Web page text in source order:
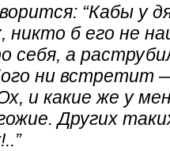
“Кабы у
никто б его не
себя, а
ни встретит
и какие же у
Других